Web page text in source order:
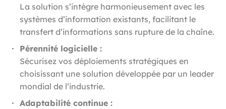
La solution s’intègre harmonieusement avec les
systèmes d’information existants, facilitant le
transfert d’informations sans rupture de la chaîne.
Pérennité logicielle :
Sécurisez vos déploiements stratégiques en
choisissant une solution développée par un leader
mondial de l’industrie.
Adaptabilité continue :